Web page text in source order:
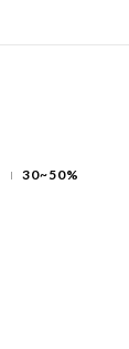
30~50%